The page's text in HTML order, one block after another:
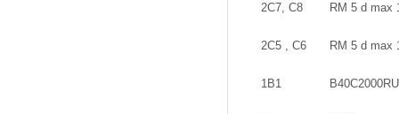
2C7, C8 RM 5 d max
2C5 , C6 RM 5 d max
1B1